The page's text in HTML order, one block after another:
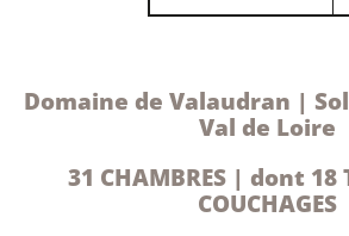
Domaine de Valaudran |
Val de Loire
31 CHAMBRES | dont
COUCHAGES